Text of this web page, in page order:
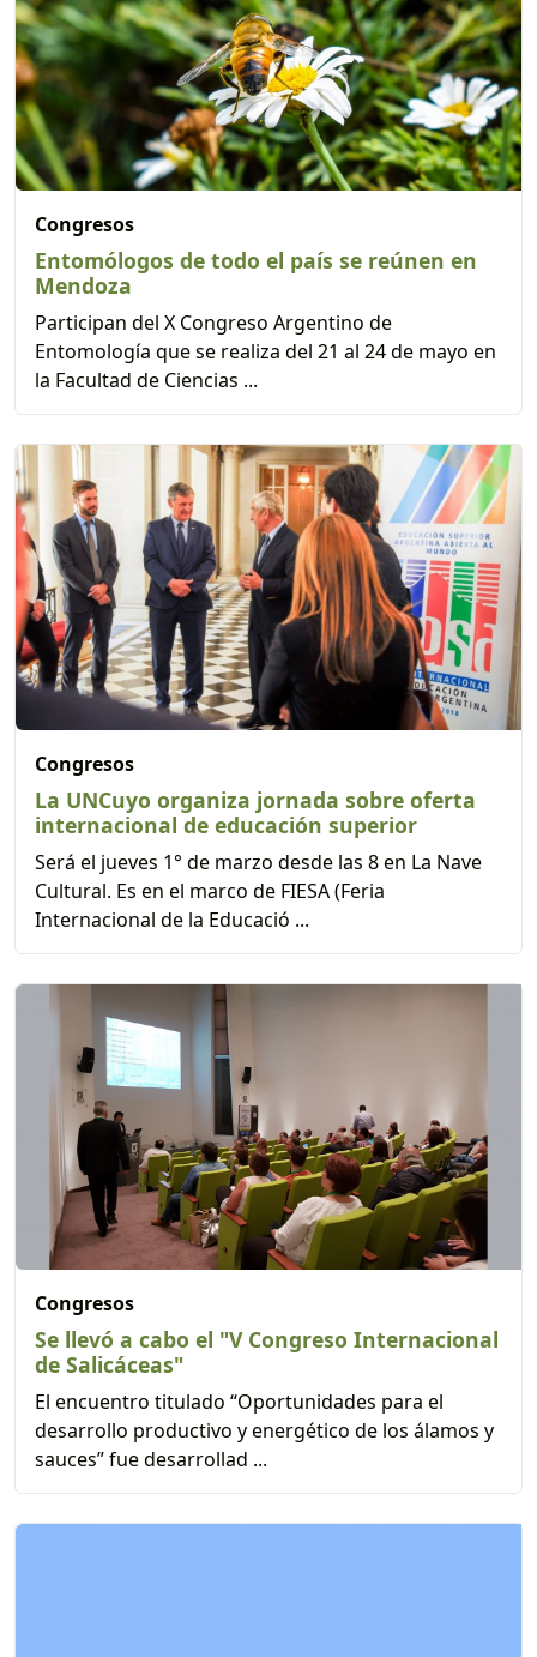
Congresos
Entomólogos de todo el país se reúnen en
Mendoza
Participan del X Congreso Argentino de
Entomología que se realiza del 21 al 24 de mayo en
la Facultad de Ciencias ...
Congresos
La UNCuyo organiza jornada sobre oferta
internacional de educación superior
Será el jueves 1° de marzo desde las 8 en La Nave
Cultural. Es en el marco de FIESA (Feria
Internacional de la Educació ...
Congresos
Se llevó a cabo el "V Congreso Internacional
de Salicáceas"
El encuentro titulado “Oportunidades para el
desarrollo productivo y energético de los álamos y
sauces” fue desarrollad ...